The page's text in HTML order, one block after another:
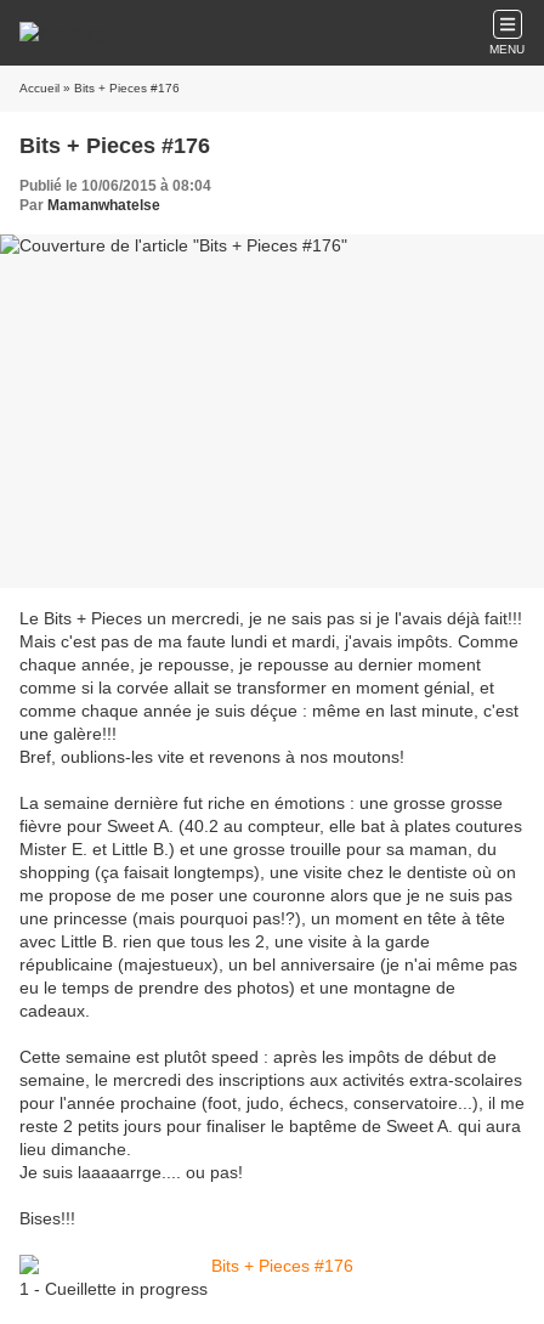
MENU
Accueil » Bits + Pieces #176
Bits + Pieces #176
Publié le 10/06/2015 à 08:04
Par Mamanwhatelse
Le Bits + Pieces un mercredi, je ne sais pas si je l'avais déjà fait!!!
Mais c'est pas de ma faute lundi et mardi, j'avais impôts. Comme
chaque année, je repousse, je repousse au dernier moment
comme si la corvée allait se transformer en moment génial, et
comme chaque année je suis déçue : même en last minute, c'est
une galère!!!
Bref, oublions-les vite et revenons à nos moutons!
La semaine dernière fut riche en émotions : une grosse grosse
fièvre pour Sweet A. (40.2 au compteur, elle bat à plates coutures
Mister E. et Little B.) et une grosse trouille pour sa maman, du
shopping (ça faisait longtemps), une visite chez le dentiste où on
me propose de me poser une couronne alors que je ne suis pas
une princesse (mais pourquoi pas!?), un moment en tête à tête
avec Little B. rien que tous les 2, une visite à la garde
républicaine (majestueux), un bel anniversaire (je n'ai même pas
eu le temps de prendre des photos) et une montagne de
cadeaux.
Cette semaine est plutôt speed : après les impôts de début de
semaine, le mercredi des inscriptions aux activités extra-scolaires
pour l'année prochaine (foot, judo, échecs, conservatoire...), il me
reste 2 petits jours pour finaliser le baptême de Sweet A. qui aura
lieu dimanche.
Je suis laaaaarrge.... ou pas!
Bises!!!
1 - Cueillette in progress